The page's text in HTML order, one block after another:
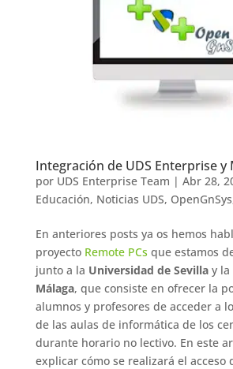
Integración de UDS Enterprise y
por UDS Enterprise Team | Abr 28,
Educación, Noticias UDS, OpenGnSys
En anteriores posts ya os hemos
proyecto Remote PCs que estamos
junto a la Universidad de Sevillay la
Málaga, que consiste en ofrecer la
alumnos y profesores de acceder a
de las aulas de informática de los
durante horario no lectivo. En este
explicar cómo se realizará el acceso